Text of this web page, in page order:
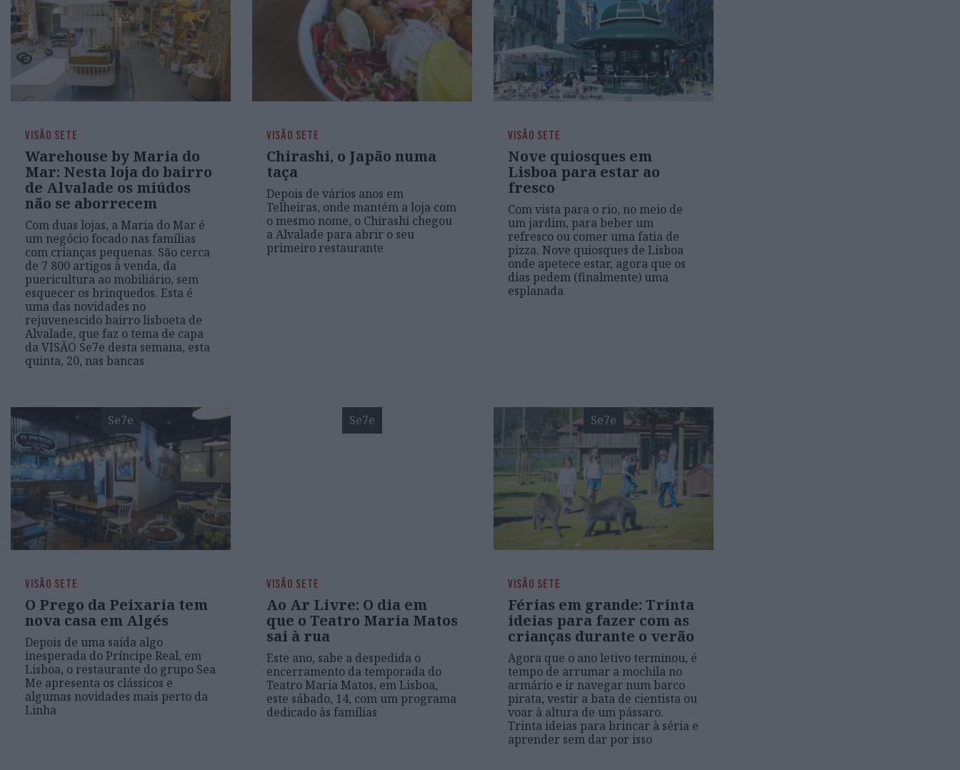
VISÃO SETE
Warehouse by Maria do
Mar: Nesta loja do bairro
de Alvalade os miúdos
não se aborrecem
Com duas lojas, a Maria do Mar é
um negócio focado nas famílias
com crianças pequenas. São cerca
de 7 800 artigos à venda, da
puericultura ao mobiliário, sem
esquecer os brinquedos. Esta é
uma das novidades no
rejuvenescido bairro lisboeta de
Alvalade, que faz o tema de capa
da VISÃO Se7e desta semana, esta
quinta, 20, nas bancas
VISÃO SETE
Chirashi, o Japão numa
taça
Depois de vários anos em
Telheiras, onde mantém a loja com
o mesmo nome, o Chirashi chegou
a Alvalade para abrir o seu
primeiro restaurante
VISÃO SETE
Nove quiosques em
Lisboa para estar ao
fresco
Com vista para o rio, no meio de
um jardim, para beber um
refresco ou comer uma fatia de
pizza. Nove quiosques de Lisboa
onde apetece estar, agora que os
dias pedem (finalmente) uma
esplanada
Se7e
VISÃO SETE
O Prego da Peixaria tem
nova casa em Algés
Depois de uma saída algo
inesperada do Príncipe Real, em
Lisboa, o restaurante do grupo Sea
Me apresenta os clássicos e
algumas novidades mais perto da
Linha
Se7e
VISÃO SETE
Ao Ar Livre: O dia em
que o Teatro Maria Matos
sai à rua
Este ano, sabe a despedida o
encerramento da temporada do
Teatro Maria Matos, em Lisboa,
este sábado, 14, com um programa
dedicado às famílias
Se7e
VISÃO SETE
Férias em grande: Trinta
ideias para fazer com as
crianças durante o verão
Agora que o ano letivo terminou, é
tempo de arrumar a mochila no
armário e ir navegar num barco
pirata, vestir a bata de cientista ou
voar à altura de um pássaro.
Trinta ideias para brincar à séria e
aprender sem dar por isso